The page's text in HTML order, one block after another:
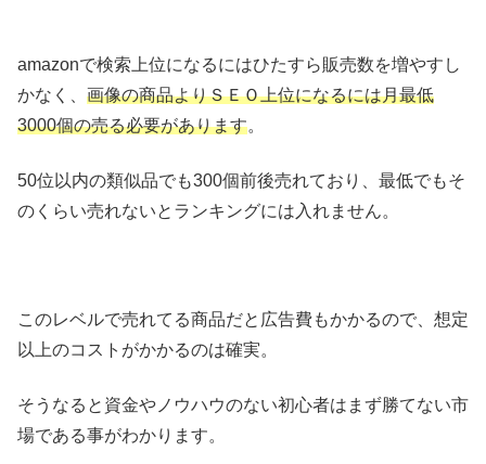
amazonで検索上位になるにはひたすら販売数を増やすし
かなく、 画像の商品よりＳＥＯ上位になるには月最低
3000個の売る必要があります。
50位以内の類似品でも300個前後売れており、最低でもそ
のくらい売れないとランキングには入れません。
このレベルで売れてる商品だと広告費もかかるので、想定
以上のコストがかかるのは確実。
そうなると資金やノウハウのない初心者はまず勝てない市
場である事がわかります。